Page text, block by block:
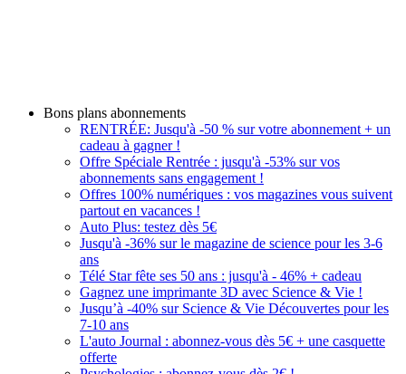
Bons plans abonnements
RENTRÉE: Jusqu'à -50 % sur votre abonnement + un
cadeau à gagner !
Offre Spéciale Rentrée : jusqu'à -53% sur vos
abonnements sans engagement !
Offres 100% numériques : vos magazines vous suivent
partout en vacances !
Auto Plus: testez dès 5€
Jusqu'à -36% sur le magazine de science pour les 3-6
ans
Télé Star fête ses 50 ans : jusqu'à - 46% + cadeau
Gagnez une imprimante 3D avec Science & Vie !
Jusqu’à -40% sur Science & Vie Découvertes pour les
7-10 ans
L'auto Journal : abonnez-vous dès 5€ + une casquette
offerte